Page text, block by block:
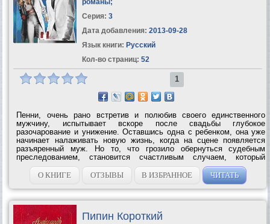
романы;
Серия: 3
Дата добавления: 2013-09-28
Язык книги: Русский
Кол-во страниц: 52
1
Пенни, очень рано встретив и полюбив своего единственного
мужчину, испытывает вскоре после свадьбы глубокое
разочарование и унижение. Оставшись одна с ребенком, она уже
начинает налаживать новую жизнь, когда на сцене появляется
разъяренный муж. Но то, что грозило обернуться судебным
преследованием, становится счастливым случаем, который
помогает любящим супругам устранить все недоразумения и...
О КНИГЕ
ОТЗЫВЫ В ИЗБРАННОЕ ЧИТАТЬ
Пипин Короткий